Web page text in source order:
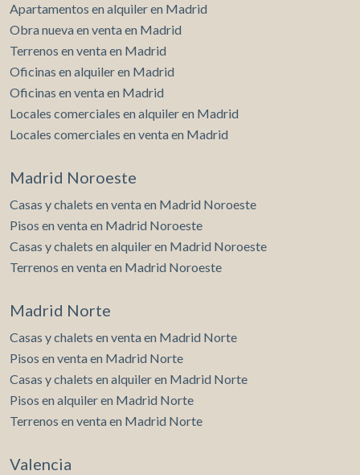
Apartamentos en alquiler en Madrid
Obra nueva en venta en Madrid
Terrenos en venta en Madrid
Oficinas en alquiler en Madrid
Oficinas en venta en Madrid
Locales comerciales en alquiler en Madrid
Locales comerciales en venta en Madrid
Madrid Noroeste
Casas y chalets en venta en Madrid Noroeste
Pisos en venta en Madrid Noroeste
Casas y chalets en alquiler en Madrid Noroeste
Terrenos en venta en Madrid Noroeste
Madrid Norte
Casas y chalets en venta en Madrid Norte
Pisos en venta en Madrid Norte
Casas y chalets en alquiler en Madrid Norte
Pisos en alquiler en Madrid Norte
Terrenos en venta en Madrid Norte
Valencia